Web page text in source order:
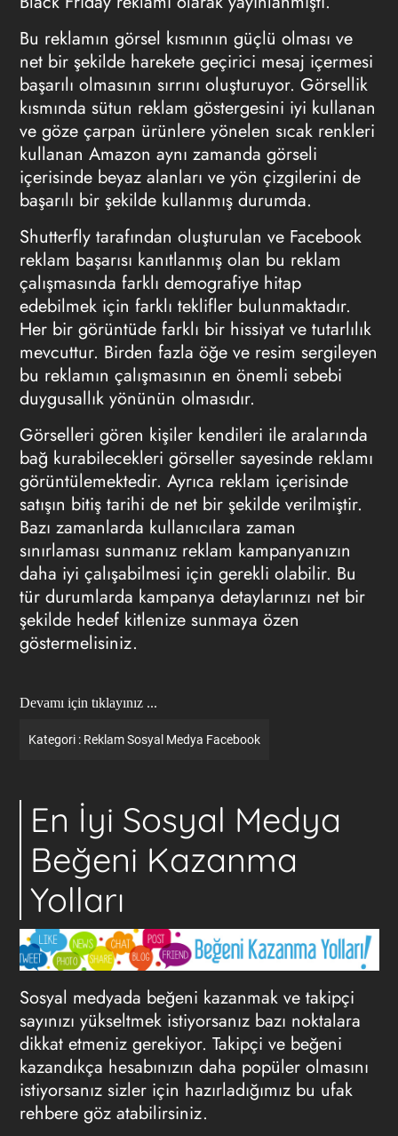
Bu reklamın görsel kısmının güçlü olması ve
net bir şekilde harekete geçirici mesaj içermesi
başarılı olmasının sırrını oluşturuyor. Görsellik
kısmında sütun reklam göstergesini iyi kullanan
ve göze çarpan ürünlere yönelen sıcak renkleri
kullanan Amazon aynı zamanda görseli
içerisinde beyaz alanları ve yön çizgilerini de
başarılı bir şekilde kullanmış durumda.
Shutterfly tarafından oluşturulan ve Facebook
reklam başarısı kanıtlanmış olan bu reklam
çalışmasında farklı demografiye hitap
edebilmek için farklı teklifler bulunmaktadır.
Her bir görüntüde farklı bir hissiyat ve tutarlılık
mevcuttur. Birden fazla öğe ve resim sergileyen
bu reklamın çalışmasının en önemli sebebi
duygusallık yönünün olmasıdır.
Görselleri gören kişiler kendileri ile aralarında
bağ kurabilecekleri görseller sayesinde reklamı
görüntülemektedir. Ayrıca reklam içerisinde
satışın bitiş tarihi de net bir şekilde verilmiştir.
Bazı zamanlarda kullanıcılara zaman
sınırlaması sunmanız reklam kampanyanızın
daha iyi çalışabilmesi için gerekli olabilir. Bu
tür durumlarda kampanya detaylarınızı net bir
şekilde hedef kitlenize sunmaya özen
göstermelisiniz.
Devamı için tıklayınız ...
Kategori : Reklam Sosyal Medya Facebook
En İyi Sosyal Medya
Beğeni Kazanma
Yolları
Sosyal medyada beğeni kazanmak ve takipçi
sayınızı yükseltmek istiyorsanız bazı noktalara
dikkat etmeniz gerekiyor. Takipçi ve beğeni
kazandıkça hesabınızın daha popüler olmasını
istiyorsanız sizler için hazırladığımız bu ufak
rehbere göz atabilirsiniz.